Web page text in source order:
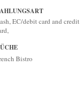
EC/debit card and credit
Bistro